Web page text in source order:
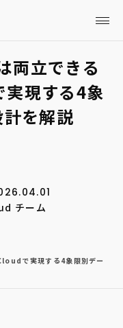
両立できる
現する4象
を解説
チーム
で実現する4象限別デー